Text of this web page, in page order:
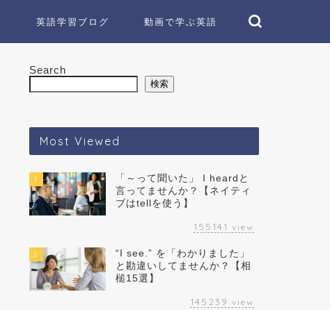
英語学習ブログ 動画で学ぶ英語
Search
検索
Most Viewed
1
「～って聞いた」 I heardと
言ってませんか？【ネイティ
ブはtellを使う】
155141 view
2
“I see.” を「わかりました」
と勘違いしてませんか？【相
槌15選】
145239 view